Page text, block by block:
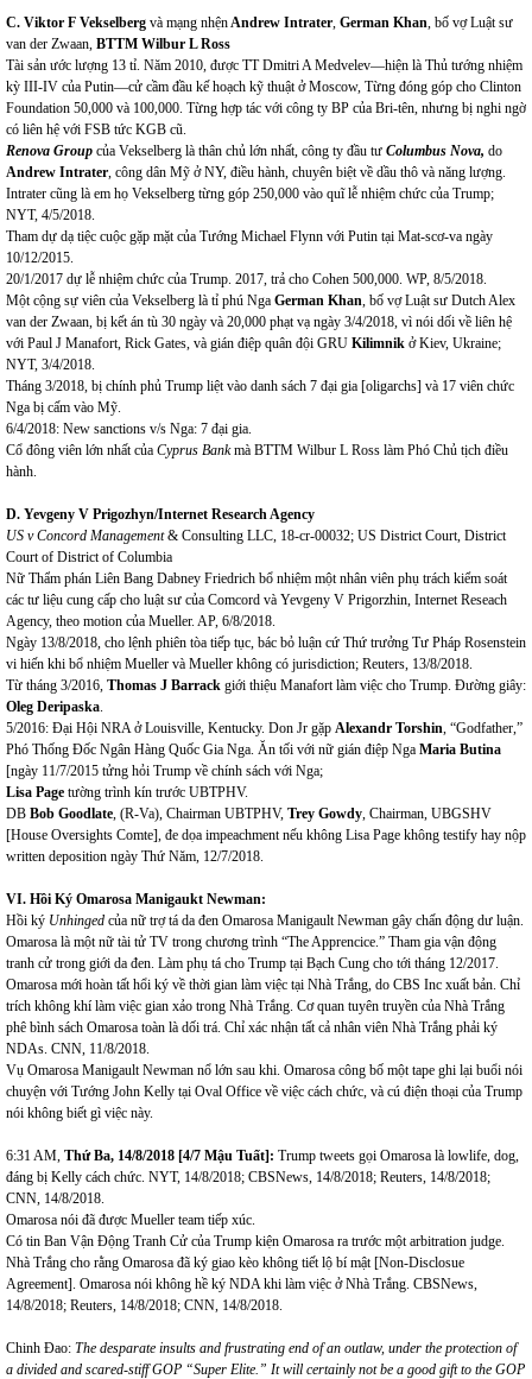
C. Viktor F Vekselberg và mạng nhện Andrew Intrater German Khan , bố vợ Luật sư
van der Zwaan, BTTM Wilbur L Ross
Tài sản ước lượng 13 tỉ. Năm 2010, được TT Dmitri A Medvelev—hiện là Thủ tướng nhiệm
kỳ III-IV của Putin—cử cầm đầu kế hoạch kỹ thuật ở Moscow, Từng đóng góp cho Clinton
Foundation 50,000 và 100,000. Từng hợp tác với công ty BP của Bri-tên, nhưng bị nghi ngờ
có liên hệ với FSB tức KGB cũ.
Renova Group của Vekselberg là thân chủ lớn nhất, công ty đầu tư Columbus Nova, do
Andrew Intrater , công dân Mỹ ở NY, điều hành, chuyên biệt về dầu thô và năng lượng.
Intrater cũng là em họ Vekselberg từng góp 250,000 vào quĩ lễ nhiệm chức của Trump;
NYT, 4/5/2018.
Tham dự dạ tiệc cuộc gặp mặt của Tướng Michael Flynn với Putin tại Mat-scơ-va ngày
10/12/2015.
20/1/2017 dự lễ nhiệm chức của Trump. 2017, trả cho Cohen 500,000. WP, 8/5/2018.
Một cộng sự viên của Vekselberg là tỉ phú Nga German Khan , bố vợ Luật sư Dutch Alex
van der Zwaan, bị kết án tù 30 ngày và 20,000 phạt vạ ngày 3/4/2018, vì nói dối về liên hệ
với Paul J Manafort, Rick Gates, và gián điệp quân đội GRU Kilimnik ở Kiev, Ukraine;
NYT, 3/4/2018.
Tháng 3/2018, bị chính phủ Trump liệt vào danh sách 7 đại gia [oligarchs] và 17 viên chức
Nga bị cấm vào Mỹ.
6/4/2018: New sanctions v/s Nga: 7 đại gia.
Cổ đông viên lớn nhất của Cyprus Bankmà BTTM Wilbur L Ross làm Phó Chủ tịch điều
hành.
D. Yevgeny V Prigozhyn/Internet Research Agency
US v Concord Management& Consulting LLC, 18-cr-00032; US District Court, District
Court of District of Columbia
Nữ Thẩm phán Liên Bang Dabney Friedrich bổ nhiệm một nhân viên phụ trách kiểm soát
các tư liệu cung cấp cho luật sư của Comcord và Yevgeny V Prigorzhin, Internet Reseach
Agency, theo motion của Mueller. AP, 6/8/2018.
Ngày 13/8/2018, cho lệnh phiên tòa tiếp tục, bác bỏ luận cứ Thứ trưởng Tư Pháp Rosenstein
vi hiến khi bổ nhiệm Mueller và Mueller không có jurisdiction; Reuters, 13/8/2018.
Từ tháng 3/2016, Thomas J Barrack giới thiệu Manafort làm việc cho Trump. Đường giây:
Oleg Deripaska
5/2016: Đại Hội NRA ở Louisville, Kentucky. Don Jr gặp Alexandr Torshin , “Godfather,”
Phó Thống Đốc Ngân Hàng Quốc Gia Nga. Ăn tối với nữ gián điệp Nga Maria Butina
[ngày 11/7/2015 tửng hỏi Trump về chính sách với Nga;
Lisa Page tường trình kín trước UBTPHV.
DB Bob Goodlate , (R-Va), Chairman UBTPHV, Trey Gowdy , Chairman, UBGSHV
[House Oversights Comte], đe dọa impeachment nếu không Lisa Page không testify hay nộp
written deposition ngày Thứ Năm, 12/7/2018.
VI. Hồi Ký Omarosa Manigaukt Newman:
Hồi ký Unhinged của nữ trợ tá da đen Omarosa Manigault Newman gây chấn động dư luận.
Omarosa là một nữ tài tử TV trong chương trình “The Apprencice.” Tham gia vận động
tranh cử trong giới da đen. Làm phụ tá cho Trump tại Bạch Cung cho tới tháng 12/2017.
Omarosa mới hoàn tất hổi ký về thời gian làm việc tại Nhà Trắng, do CBS Inc xuất bản. Chỉ
trích không khí làm việc gian xảo trong Nhà Trắng. Cơ quan tuyên truyền của Nhà Trắng
phê bình sách Omarosa toàn là dối trá. Chỉ xác nhận tất cả nhân viên Nhà Trắng phải ký
NDAs. CNN, 11/8/2018.
Vụ Omarosa Manigault Newman nổ lớn sau khi. Omarosa công bố một tape ghi lại buổi nói
chuyện với Tướng John Kelly tại Oval Office về việc cách chức, và cú điện thoại của Trump
nói không biết gì việc này.
6:31 AM, Thứ Ba, 14/8/2018 [4/7 Mậu Tuất]: Trump tweets gọi Omarosa là lowlife, dog,
đáng bị Kelly cách chức. NYT, 14/8/2018; CBSNews, 14/8/2018; Reuters, 14/8/2018;
CNN, 14/8/2018.
Omarosa nói đã được Mueller team tiếp xúc.
Có tin Ban Vận Động Tranh Cử của Trump kiện Omarosa ra trước một arbitration judge.
Nhà Trắng cho rằng Omarosa đã ký giao kèo không tiết lộ bí mật [Non-Disclosue
Agreement]. Omarosa nói không hề ký NDA khi làm việc ở Nhà Trắng. CBSNews,
14/8/2018; Reuters, 14/8/2018; CNN, 14/8/2018.
Chinh Đao: The desparate insults and frustrating end of an outlaw, under the protection of
a divided and scared-stiff GOP “Super Elite.” It will certainly not be a good gift to the GOP